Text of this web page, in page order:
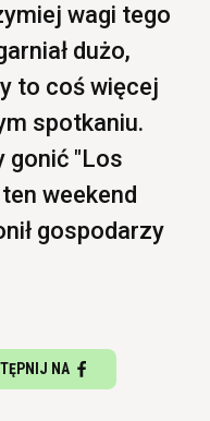
wagi tego
dużo,
to coś więcej
spotkaniu.
gonić "Los
weekend
gospodarzy
NA